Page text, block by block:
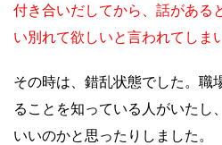
付き合いだしてから、話がある
い別れて欲しいと言われてしま
その時は、錯乱状態でした。職
ることを知っている人がいたし
いいのかと思ったりしました。